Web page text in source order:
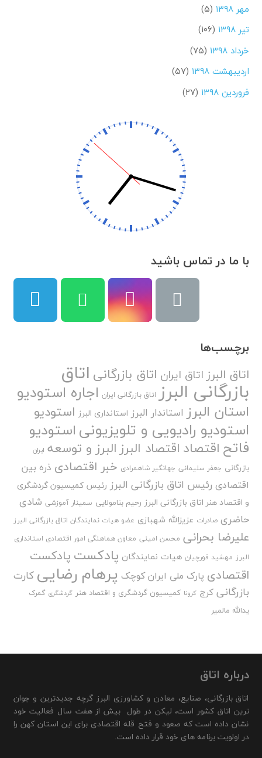
مهر ۱۳۹۸
(۵)
تیر ۱۳۹۸
(۱۰۶)
خرداد ۱۳۹۸
(۷۵)
اردیبهشت ۱۳۹۸
(۵۷)
فروردین ۱۳۹۸
(۲۷)
با ما در تماس باشید
برچسب‌ها
اتاق البرز اتاق ایران اتاق بازرگانی اتاق
بازرگانی البرز اتاق بازرگانی ایران اجاره استودیو
استان البرز استاندار البرز استانداری البرز استودیو
استودیو رادیویی و تلویزیونیاستودیو
فاتح اقتصاد اقتصاد البرزالبرز و توسعه ایران
بازرگانی جعفر سلیمانی جهانگیر شاهمرادی خبر اقتصادی ذره بین
اقتصادی رئیس اتاق بازرگانی البرز رئیس کمیسیون گردشگری
و اقتصاد هنر اتاق بازرگانی البرز رحیم بنامولایی سمینار آموزشی شادی
حاضری صادرات عزیزالله شهبازی عضو هیات نمایندگان اتاق بازرگانی البرز
علیرضا بحرانی محسن امینی معاون هماهنگی امور اقتصادی استانداری
البرز مهشید قورچیان هیات نمایندگان پادکست پادکست
اقتصادی پارک ملی ایران کوچک پرهام رضایی کارت
بازرگانی کرج کرونا کمیسیون گردشگری و اقتصاد هنر گردشگری گمرک
یدالله مالمیر
درباره اتاق
اتاق بازرگانی، صنایع، معادن و کشاورزی البرز گرچه جدیدترین و جوان
ترین اتاق کشور است، لیکن در طول بیش از هفت سال فعالیت خود
نشان داده است که صعود و فتح قله اقتصادی برای این استان کهن را
در اولویت برنامه های خود قرار داده است.